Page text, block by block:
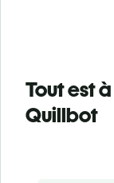
Tout est
Quillbot